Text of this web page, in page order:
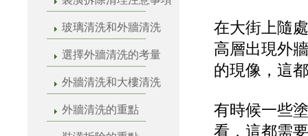
玻璃清洗和外牆清洗
選擇外牆清洗的考量
外牆清洗和大樓清洗
外牆清洗的重點
在大街上隨
高層出現外
的現像，這
有時候一些
看，這都需